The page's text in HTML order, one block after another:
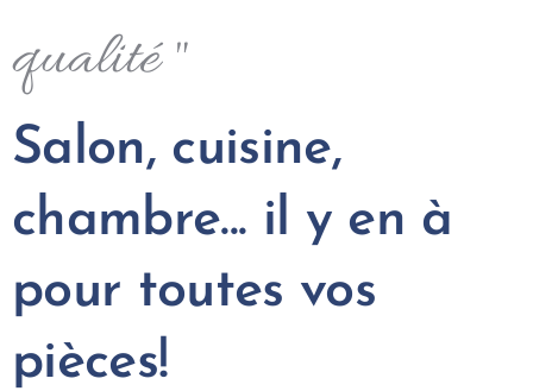
qualité "
Salon, cuisine,
chambre... il y en à
pour toutes vos
pièces!